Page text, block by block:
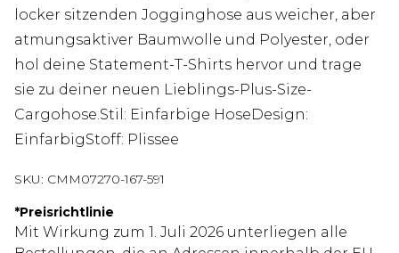
locker sitzenden Jogginghose aus weicher, aber
atmungsaktiver Baumwolle und Polyester, oder
hol deine Statement-T-Shirts hervor und trage
sie zu deiner neuen Lieblings-Plus-Size-
Cargohose.Stil: Einfarbige HoseDesign:
EinfarbigStoff: Plissee
SKU: CMM07270-167-591
*Preisrichtlinie
Mit Wirkung zum 1. Juli 2026 unterliegen alle